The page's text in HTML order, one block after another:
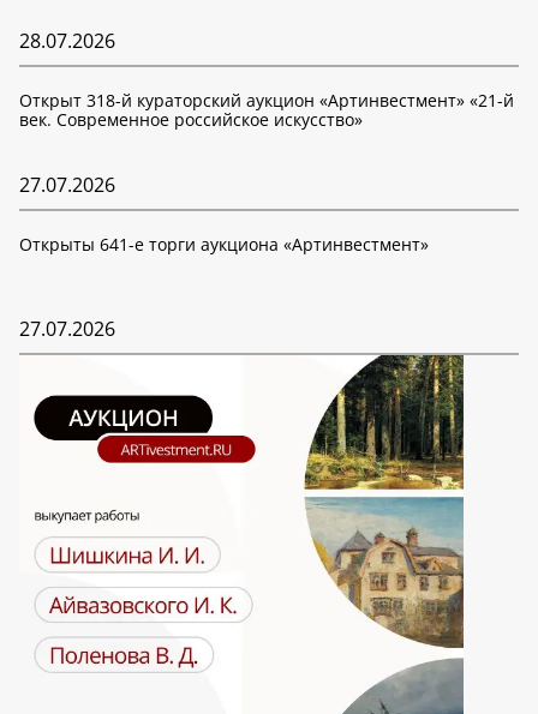
28.07.2026
Открыт 318-й кураторский аукцион «Артинвестмент» «21-й
век. Современное российское искусство»
27.07.2026
Открыты 641-е торги аукциона «Артинвестмент»
27.07.2026